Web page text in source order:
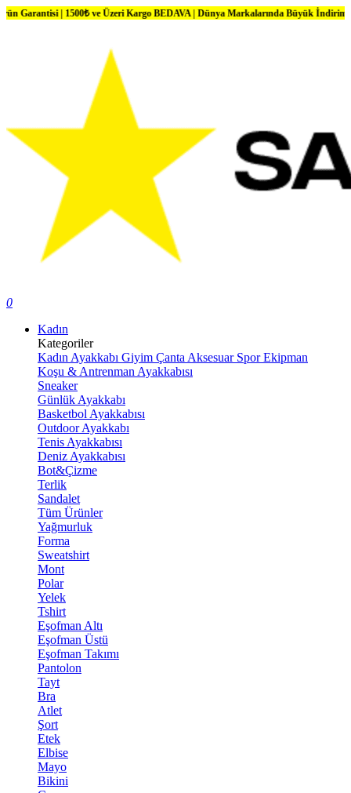
1500₺ ve Üzeri Kargo BEDAVA | Dünya Markalarında Büyük İndirimler
0
Kadın
Kategoriler
Kadın Ayakkabı Giyim Çanta Aksesuar Spor Ekipman
Koşu & Antrenman Ayakkabısı
Sneaker
Günlük Ayakkabı
Basketbol Ayakkabısı
Outdoor Ayakkabı
Tenis Ayakkabısı
Deniz Ayakkabısı
Bot&Çizme
Terlik
Sandalet
Tüm Ürünler
Yağmurluk
Forma
Sweatshirt
Mont
Polar
Yelek
Tshirt
Eşofman Altı
Eşofman Üstü
Eşofman Takımı
Pantolon
Tayt
Bra
Atlet
Şort
Etek
Elbise
Mayo
Bikini